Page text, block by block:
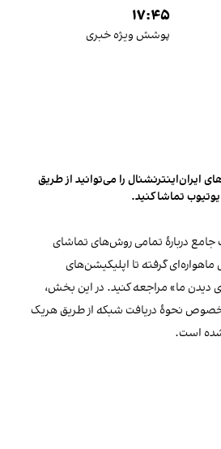
۱۷:۴۵
پوشش ویژه خبری
ایران‌اینترنشنال را می‌توانید از طریق
تماشا کنید.
جامع دربارهٔ تمامی روش‌های تماشای
ماهواره‌ای گرفته تا اپلیکیشن‌های
دیدن ما» مراجعه کنید. در این بخش،
نحوهٔ دریافت شبکه از طریق هریک
شده است.